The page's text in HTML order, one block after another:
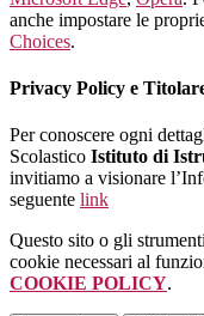
anche impostare le
Choices.
Privacy Policy e
Per conoscere ogni
Scolastico Istituto di
invitiamo a visionare
seguente link
Questo sito o gli
cookie necessari al
COOKIE POLICY.